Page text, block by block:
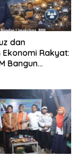
dan
Rakyat:
Bangun